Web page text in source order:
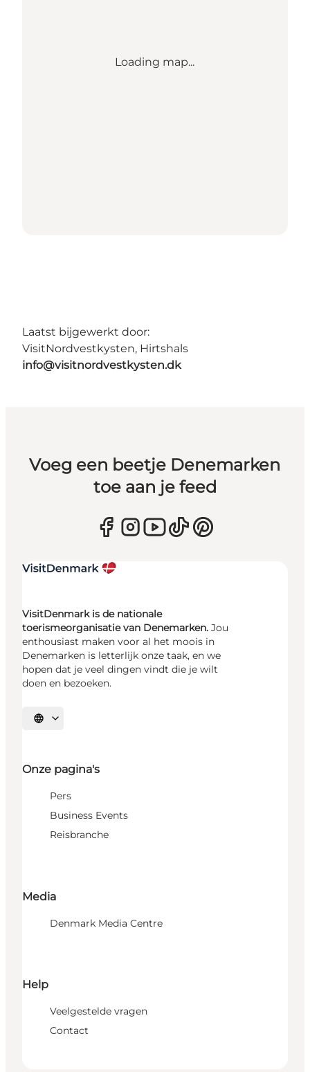
Loading map...
Laatst bijgewerkt door:
VisitNordvestkysten, Hirtshals
info@visitnordvestkysten.dk
Voeg een beetje Denemarken
toe aan je feed
VisitDenmark is de nationale
toerismeorganisatie van Denemarken. Jou
enthousiast maken voor al het moois in
Denemarken is letterlijk onze taak, en we
hopen dat je veel dingen vindt die je wilt
doen en bezoeken.
Selecteer taal
Onze pagina's
Pers
Business Events
Reisbranche
Media
Denmark Media Centre
Help
Veelgestelde vragen
Contact